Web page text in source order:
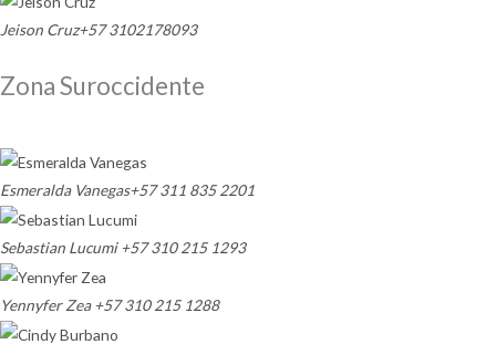
Jeison Cruz+57 3102178093
Zona Suroccidente
Esmeralda Vanegas+57 311 835 2201
Sebastian Lucumi+57 310 215 1293
Yennyfer Zea+57 310 215 1288